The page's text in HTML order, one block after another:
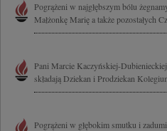
Pogrążeni w najgłębszym bólu
Małżonkę Marię a także pozostałych
Pani Marcie Kaczyńskiej-
składają Dziekan i Prodziekan
Pogrążeni w głębokim smutku i